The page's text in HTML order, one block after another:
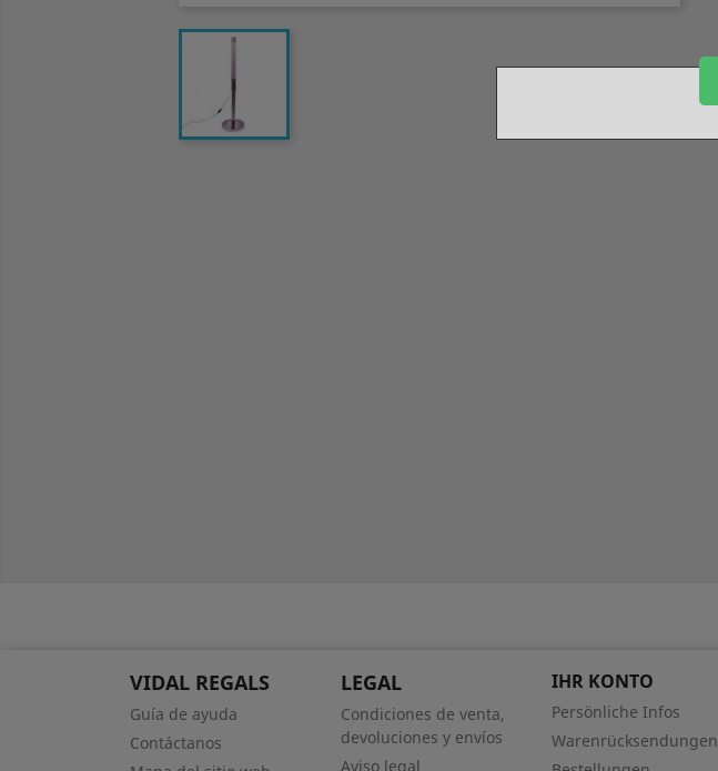
VIDAL REGALS
Guía de ayuda
Contáctanos
LEGAL
Condiciones de venta,
devoluciones y envíos
Aviso legal
IHR KONTO
Persönliche Infos
Warenrücksendungen